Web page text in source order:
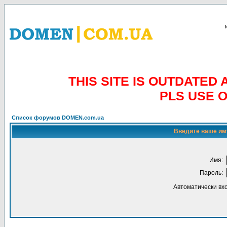
THIS SITE IS OUTDATED
PLS USE
Список форумов DOMEN.com.ua
Введите ваше
Имя:
Пароль:
Автоматически